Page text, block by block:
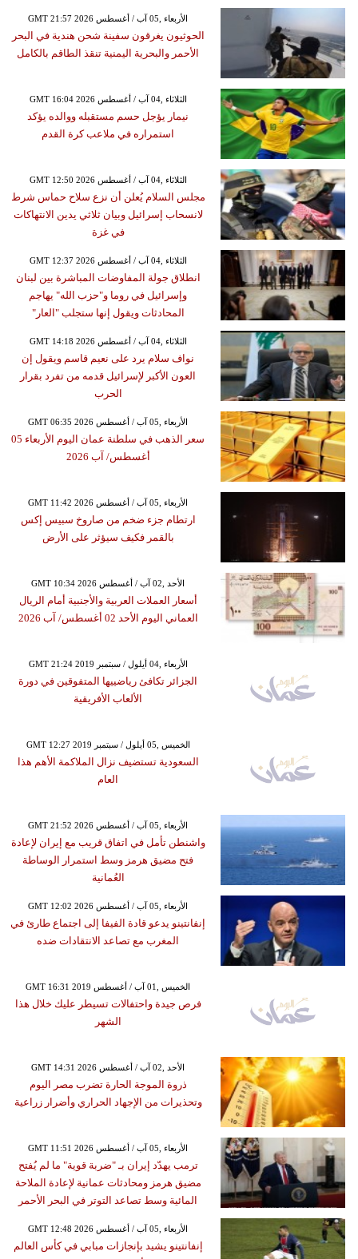
GMT 21:57 2026 الأربعاء ,05 آب / أغسطس
الحوثيون يغرقون سفينة شحن هندية في البحر
الأحمر والبحرية اليمنية تنقذ الطاقم بالكامل
GMT 16:04 2026 الثلاثاء ,04 آب / أغسطس
نيمار يؤجل حسم مستقبله ووالده يؤكد
استمراره في ملاعب كرة القدم
GMT 12:50 2026 الثلاثاء ,04 آب / أغسطس
مجلس السلام يُعلن أن نزع سلاح حماس شرط
لانسحاب إسرائيل وبيان ثلاثي يدين الانتهاكات
في غزة
GMT 12:37 2026 الثلاثاء ,04 آب / أغسطس
انطلاق جولة المفاوضات المباشرة بين لبنان
وإسرائيل في روما و"حزب الله" يهاجم
المحادثات ويقول إنها ستجلب "العار"
GMT 14:18 2026 الثلاثاء ,04 آب / أغسطس
نواف سلام يرد على نعيم قاسم ويقول إن
العون الأكبر لإسرائيل قدمه من تفرد بقرار
الحرب
GMT 06:35 2026 الأربعاء ,05 آب / أغسطس
سعر الذهب في سلطنة عمان اليوم الأربعاء 05
أغسطس/ آب 2026
GMT 11:42 2026 الأربعاء ,05 آب / أغسطس
ارتطام جزء ضخم من صاروخ سبيس إكس
بالقمر فكيف سيؤثر على الأرض
GMT 10:34 2026 الأحد ,02 آب / أغسطس
أسعار العملات العربية والأجنبية أمام الريال
العماني اليوم الأحد 02 أغسطس/ آب 2026
GMT 21:24 2019 الأربعاء ,04 أيلول / سبتمبر
الجزائر تكافئ رياضييها المتفوقين في دورة
الألعاب الأفريقية
GMT 12:27 2019 الخميس ,05 أيلول / سبتمبر
السعودية تستضيف نزال الملاكمة الأهم هذا
العام
GMT 21:52 2026 الأربعاء ,05 آب / أغسطس
واشنطن تأمل في اتفاق قريب مع إيران لإعادة
فتح مضيق هرمز وسط استمرار الوساطة
العُمانية
GMT 12:02 2026 الأربعاء ,05 آب / أغسطس
إنفانتينو يدعو قادة الفيفا إلى اجتماع طارئ في
المغرب مع تصاعد الانتقادات ضده
GMT 16:31 2019 الخميس ,01 آب / أغسطس
فرص جيدة واحتفالات تسيطر عليك خلال هذا
الشهر
GMT 14:31 2026 الأحد ,02 آب / أغسطس
ذروة الموجة الحارة تضرب مصر اليوم
وتحذيرات من الإجهاد الحراري وأضرار زراعية
GMT 11:51 2026 الأربعاء ,05 آب / أغسطس
ترمب يهدّد إيران بـ "ضربة قوية" ما لم يُفتح
مضيق هرمز ومحادثات عمانية لإعادة الملاحة
المائية وسط تصاعد التوتر في البحر الأحمر
GMT 12:48 2026 الأربعاء ,05 آب / أغسطس
إنفانتينو يشيد بإنجازات مبابي في كأس العالم